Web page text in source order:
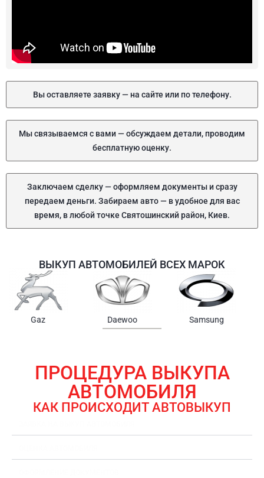
Вы оставляете заявку — на сайте или по телефону.
Мы связываемся с вами — обсуждаем детали, проводим
бесплатную оценку.
Заключаем сделку — оформляем документы и сразу
передаем деньги. Забираем авто — в удобное для вас
время, в любой точке Святошинский район, Киев.
ВЫКУП АВТОМОБИЛЕЙ ВСЕХ МАРОК
Samsung Chrysler Gmc
ПРОЦЕДУРА ВЫКУПА
АВТОМОБИЛЯ
КАК ПРОИСХОДИТ АВТОВЫКУП